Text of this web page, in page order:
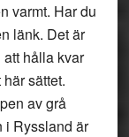
varmt. Har du
länk. Det är
hålla kvar
sättet.
av grå
i Ryssland är